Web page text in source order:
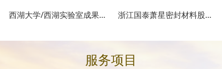
西湖大学/西湖实验室成果转化基地装修一期工程
浙江国泰萧星密封材料股份
服务项目